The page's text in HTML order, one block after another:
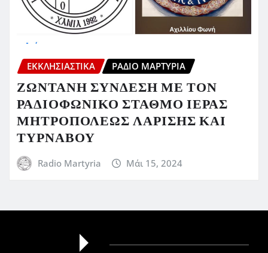
ΕΚΚΛΗΣΙΑΣΤΙΚΆ ΡΆΔΙΟ ΜΑΡΤΥΡΊΑ
ΖΩΝΤΑΝΗ ΣΥΝΔΕΣΗ ΜΕ ΤΟΝ
ΡΑΔΙΟΦΩΝΙΚΟ ΣΤΑΘΜΟ ΙΕΡΑΣ
ΜΗΤΡΟΠΟΛΕΩΣ ΛΑΡΙΣΗΣ ΚΑΙ
ΤΥΡΝΑΒΟΥ
Radio Martyria Μάι 15, 2024